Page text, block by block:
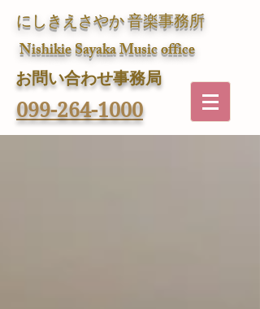
にしきえさやか 音楽事務所
Nishikie Sayaka Music office
​お問い合わせ事務局
099-264-1000